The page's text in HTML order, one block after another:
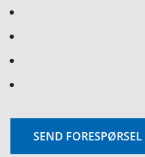
SEND FORESPØRSEL